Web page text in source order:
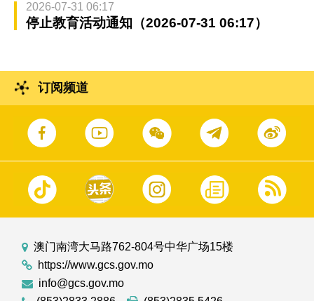
2026-07-31 06:17
停止教育活动通知（2026-07-31 06:17）
订阅频道
澳门南湾大马路762-804号中华广场15楼
https://www.gcs.gov.mo
info@gcs.gov.mo